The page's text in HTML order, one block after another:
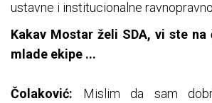
ustavne i institucionalne
Kakav Mostar želi SDA, vi ste na
mlade ekipe ...
Čolaković: Mislim da sam